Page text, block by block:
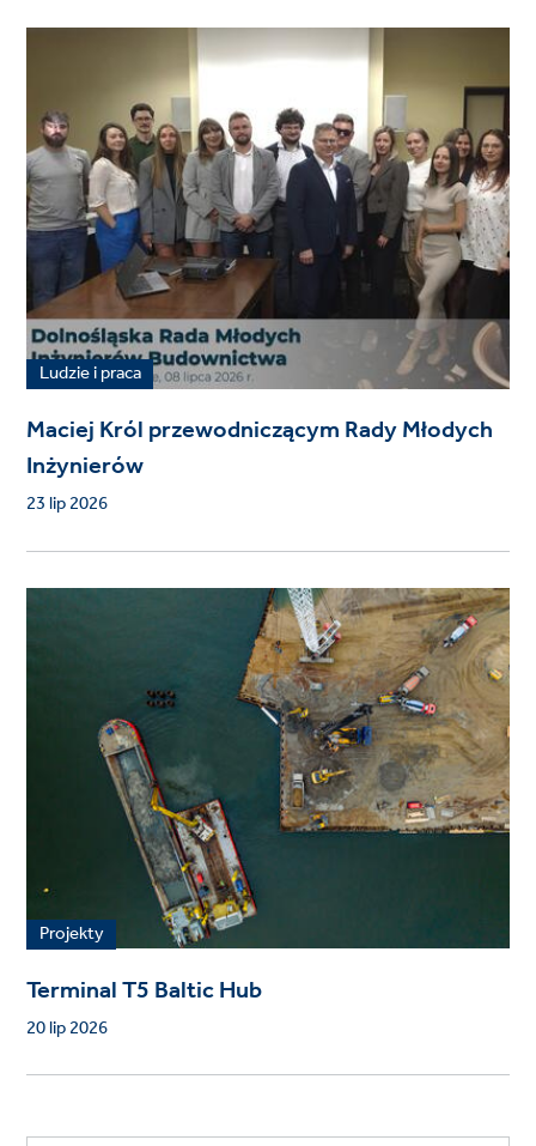
Ludzie i praca
Maciej Król przewodniczącym Rady Młodych
Inżynierów
23 lip 2026
Projekty
Terminal T5 Baltic Hub
20 lip 2026